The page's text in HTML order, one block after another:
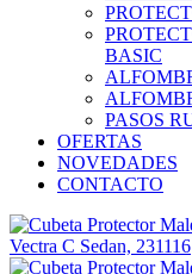
BASIC
PASOS
OFERTAS
NOVEDADES
CONTACTO